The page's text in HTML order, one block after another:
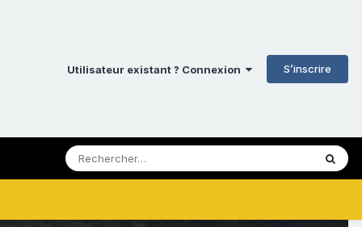
Utilisateur existant ? Connexion S’inscrire